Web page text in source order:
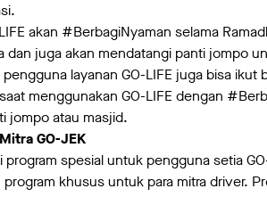
akan #BerbagiNyaman selama
dan juga akan mendatangi panti jompo
layanan GO-LIFE juga bisa
menggunakan GO-LIFE dengan
jompo atau masjid.
GO-JEK
spesial untuk pengguna setia
khusus untuk para mitra driver.